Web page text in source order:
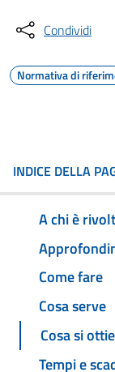
Condividi
Normativa di
INDICE DELLA
A chi è
Come fare
Cosa serve
Cosa si
Tempi e